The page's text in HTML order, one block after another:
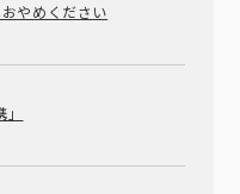
やめください